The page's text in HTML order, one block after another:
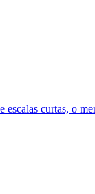
curtas, o